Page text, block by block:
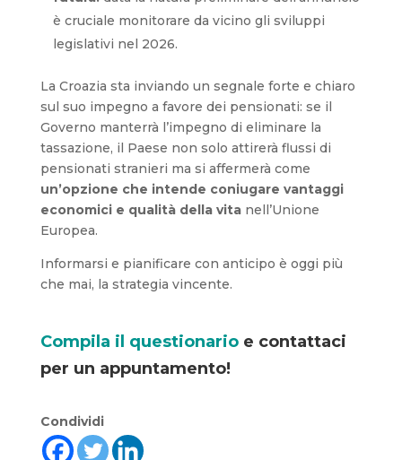
è cruciale monitorare da vicino gli sviluppi
legislativi nel 2026.
La Croazia sta inviando un segnale forte e chiaro
sul suo impegno a favore dei pensionati: se il
Governo manterrà l’impegno di eliminare la
tassazione, il Paese non solo attirerà flussi di
pensionati stranieri ma si affermerà come
un’opzione che intende coniugare vantaggi
economici e qualità della vitanell’Unione
Europea.
Informarsi e pianificare con anticipo è oggi più
che mai, la strategia vincente.
Compila il questionario e contattaci
per un appuntamento!
Condividi